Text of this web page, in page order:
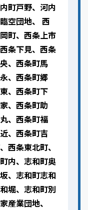
町戸野、河内
空団地、 西
町、西条上市
条下見、西条
、西条町馬
、西条町郷
、西条町下
、西条町助
、西条町福
、西条町吉
西条東北町、
内、志和町奥
、志和町志和
堀、志和町別
産業団地、